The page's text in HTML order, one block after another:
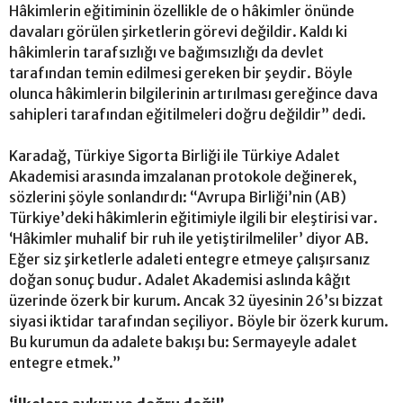
Hâkimlerin eğitiminin özellikle de o hâkimler önünde
davaları görülen şirketlerin görevi değildir. Kaldı ki
hâkimlerin tarafsızlığı ve bağımsızlığı da devlet
tarafından temin edilmesi gereken bir şeydir. Böyle
olunca hâkimlerin bilgilerinin artırılması gereğince dava
sahipleri tarafından eğitilmeleri doğru değildir” dedi.
Karadağ, Türkiye Sigorta Birliği ile Türkiye Adalet
Akademisi arasında imzalanan protokole değinerek,
sözlerini şöyle sonlandırdı: “Avrupa Birliği’nin (AB)
Türkiye’deki hâkimlerin eğitimiyle ilgili bir eleştirisi var.
‘Hâkimler muhalif bir ruh ile yetiştirilmeliler’ diyor AB.
Eğer siz şirketlerle adaleti entegre etmeye çalışırsanız
doğan sonuç budur. Adalet Akademisi aslında kâğıt
üzerinde özerk bir kurum. Ancak 32 üyesinin 26’sı bizzat
siyasi iktidar tarafından seçiliyor. Böyle bir özerk kurum.
Bu kurumun da adalete bakışı bu: Sermayeyle adalet
entegre etmek.”